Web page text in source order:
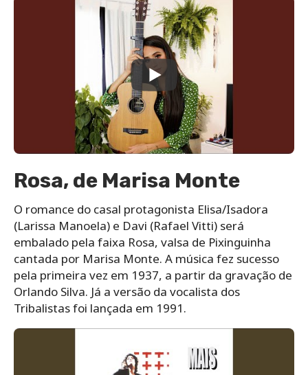
Rosa, de Marisa Monte
O romance do casal protagonista Elisa/Isadora
(Larissa Manoela) e Davi (Rafael Vitti) será
embalado pela faixa Rosa, valsa de Pixinguinha
cantada por Marisa Monte. A música fez sucesso
pela primeira vez em 1937, a partir da gravação de
Orlando Silva. Já a versão da vocalista dos
Tribalistas foi lançada em 1991.